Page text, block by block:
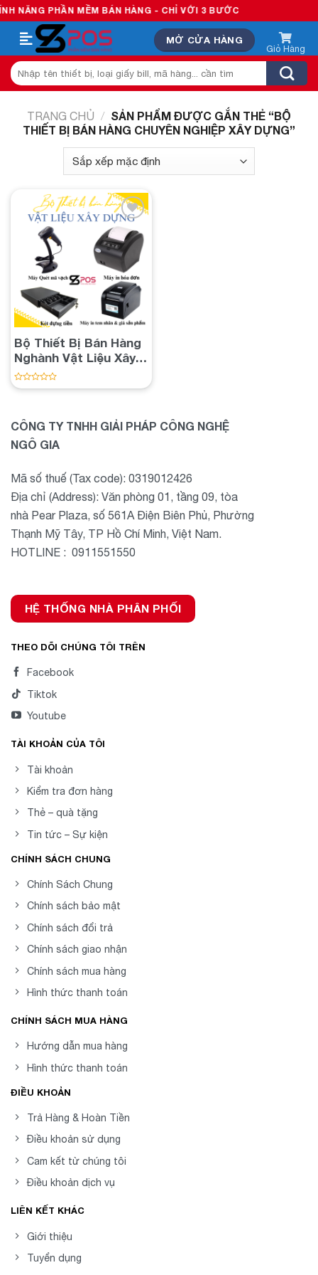
Skip
to
content
NĂNG PHẦN MỀM BÁN HÀNG - CHỈ VỚI 3 BƯỚC
MỞ CỬA HÀNG
Tìm
kiếm:
TRANG CHỦ / SẢN PHẨM ĐƯỢC GẮN THẺ “BỘ
THIẾT BỊ BÁN HÀNG CHUYÊN NGHIỆP XÂY DỰNG”
Add to
wishlist
Bộ Thiết Bị Bán Hàng
Nghành Vật Liệu Xây
Dựng
Được
5
sao
CÔNG TY TNHH GIẢI PHÁP CÔNG NGHỆ
NGÔ GIA
Mã số thuế (Tax code): 0319012426
Địa chỉ (Address): Văn phòng 01, tầng 09, tòa
nhà Pear Plaza, số 561A Điện Biên Phủ, Phường
Thạnh Mỹ Tây, TP Hồ Chí Minh, Việt Nam.
HOTLINE : 0911551550
HỆ THỐNG NHÀ PHÂN PHỐI
THEO DÕI CHÚNG TÔI TRÊN
Facebook
Tiktok
Youtube
TÀI KHOẢN CỦA TÔI
Tài khoản
Kiểm tra đơn hàng
Thẻ – quà tặng
Tin tức – Sự kiện
CHÍNH SÁCH CHUNG
Chính Sách Chung
Chính sách bảo mật
Chính sách đổi trả
Chính sách giao nhận
Chính sách mua hàng
Hình thức thanh toán
CHÍNH SÁCH MUA HÀNG
Hướng dẫn mua hàng
Hình thức thanh toán
ĐIỀU KHOẢN
Trả Hàng & Hoàn Tiền
Điều khoản sử dụng
Cam kết từ chúng tôi
Điều khoản dịch vụ
LIÊN KẾT KHÁC
Giới thiệu
Tuyển dụng